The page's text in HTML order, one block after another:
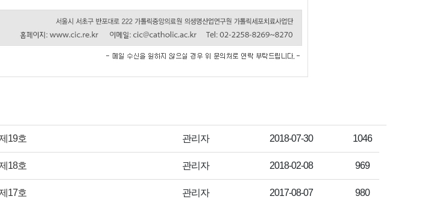
19호 작성자
관리자 작성일
2018-07-30 조회수
1046
18호 작성자
관리자 작성일
2018-02-08 조회수
969
17호 작성자
관리자 작성일
2017-08-07 조회수
980